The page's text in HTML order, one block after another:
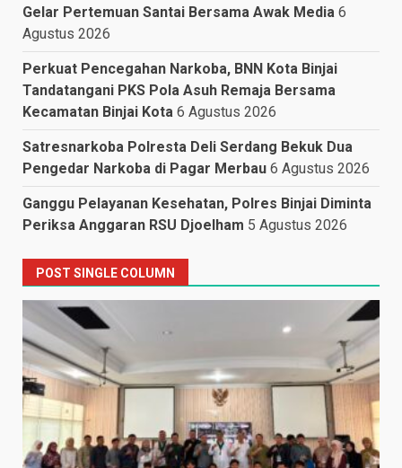
Gelar Pertemuan Santai Bersama Awak Media 6
Agustus 2026
Perkuat Pencegahan Narkoba, BNN Kota Binjai
Tandatangani PKS Pola Asuh Remaja Bersama
Kecamatan Binjai Kota 6 Agustus 2026
Satresnarkoba Polresta Deli Serdang Bekuk Dua
Pengedar Narkoba di Pagar Merbau 6 Agustus 2026
Ganggu Pelayanan Kesehatan, Polres Binjai Diminta
Periksa Anggaran RSU Djoelham 5 Agustus 2026
POST SINGLE COLUMN